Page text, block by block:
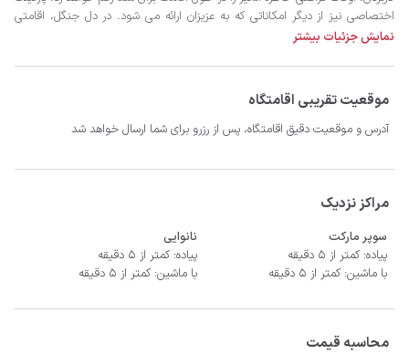
آرامش بخش را تجربه کنید و با خیالی آسوده از لحظات خود لذت ببرید.
نمایش جزئیات بیشتر
موقعیت تقریبی اقامتگاه
آدرس و موقعیت دقیق اقامتگاه، پس از رزرو برای شما ارسال خواهد شد
مراکز نزدیک
سوپر مارکت
پیاده: کمتر از 5 دقیقه
با ماشین: کمتر از 5 دقیقه
نانوایی
پیاده: کمتر از 5 دقیقه
با ماشین: کمتر از 5 دقیقه
محاسبه قیمت